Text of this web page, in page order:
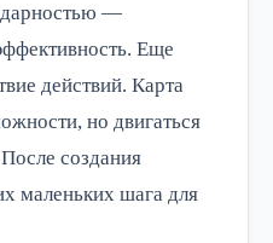
—
Еще
действий. Карта
но двигаться
создания
маленьких шага для